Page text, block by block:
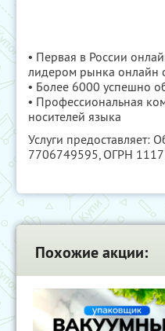
• Первая в России
лидером рынка онлайн
• Более 6000 успешно
• Профессиональная
носителей языка
Услуги предоставляет:
7706749595, ОГРН
Похожие акции: